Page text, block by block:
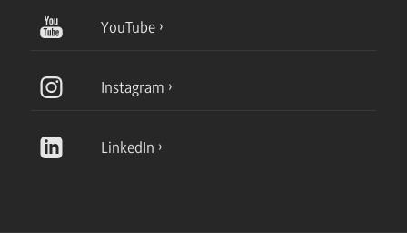
YouTube
Instagram
LinkedIn